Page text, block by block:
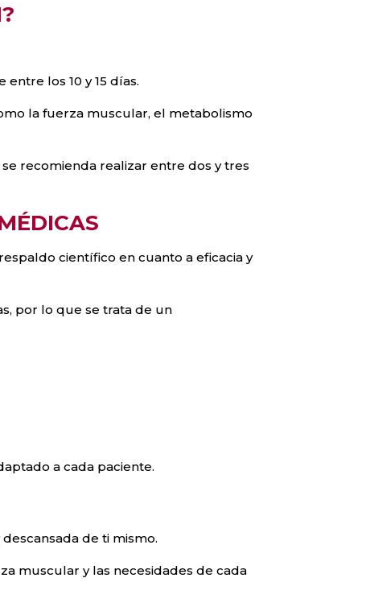
los 10 y 15 días.
la fuerza muscular, el metabolismo
recomienda realizar entre dos y tres
científico en cuanto a eficacia y
por lo que se trata de un
a cada paciente.
de ti mismo.
muscular y las necesidades de cada